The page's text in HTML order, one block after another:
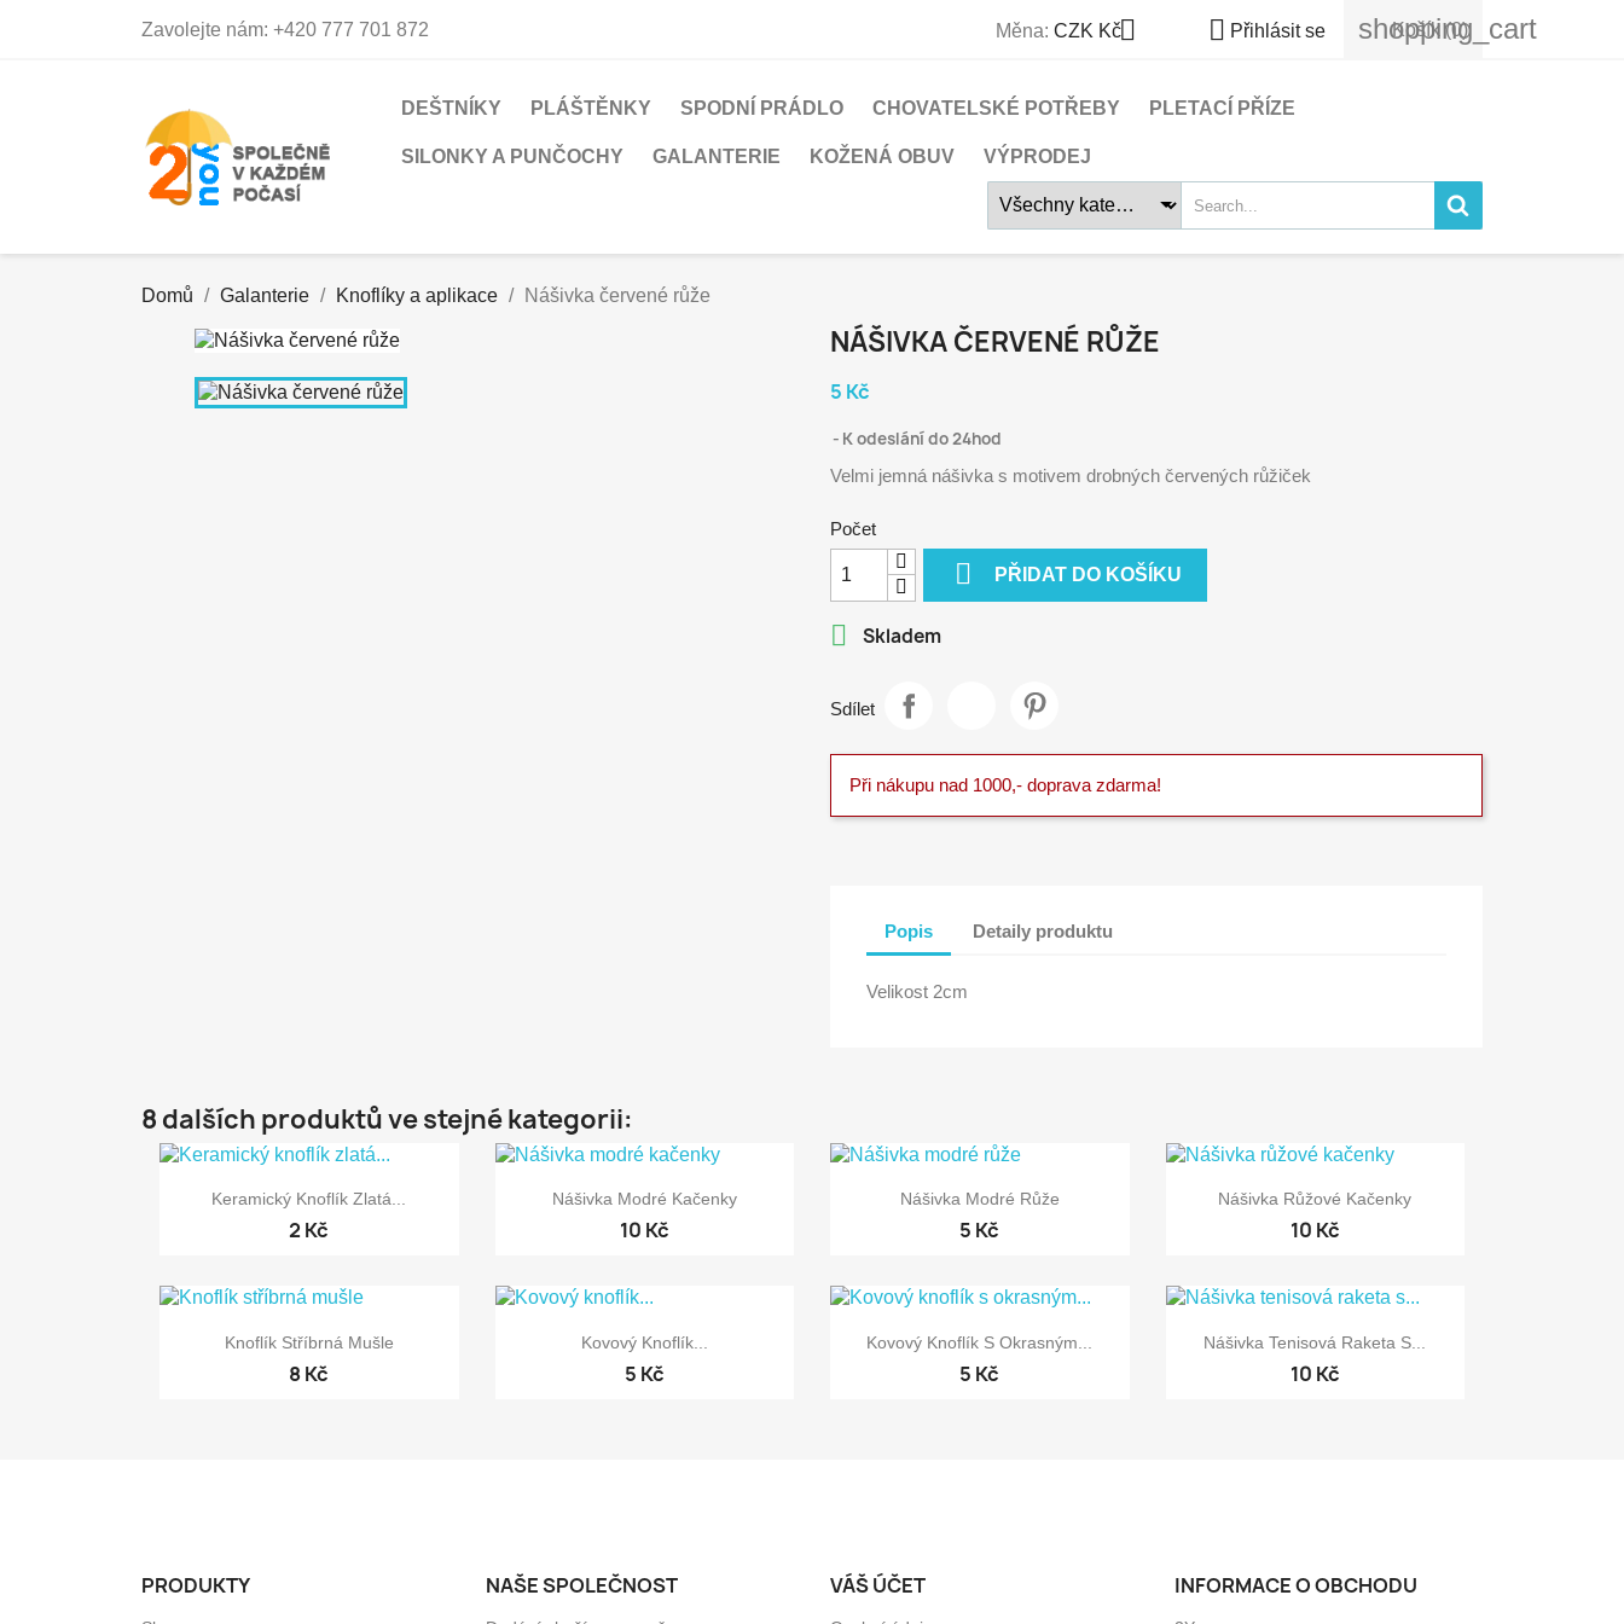
Zavolejte nám: +420 777 701 872 Měna: CZK Kč  Přihlásit se shopping_cart
Košík (0)
DEŠTNÍKY PLÁŠTĚNKY SPODNÍ PRÁDLO CHOVATELSKÉ POTŘEBY PLETACÍ PŘÍZE
SILONKY A PUNČOCHY GALANTERIE KOŽENÁ OBUV VÝPRODEJ
Domů Galanterie Knoflíky a aplikace Nášivka červené růže
NÁŠIVKA ČERVENÉ RŮŽE
5 Kč
K odeslání do 24hod
Velmi jemná nášivka s motivem drobných červených růžiček
Počet
 PŘIDAT DO KOŠÍKU
 Skladem
Sdílet
Při nákupu nad 1000,- doprava zdarma!
Popis Detaily produktu
Velikost 2cm
8 dalších produktů ve stejné kategorii:
 Rychlý náhled
Keramický Knoflík Zlatá...
2 Kč
 Rychlý náhled
Nášivka Modré Kačenky
10 Kč
 Rychlý náhled
Nášivka Modré Růže
5 Kč
 Rychlý náhled
Nášivka Růžové Kačenky
10 Kč
 Rychlý náhled
Knoflík Stříbrná Mušle
8 Kč
 Rychlý náhled
Kovový Knoflík...
5 Kč
 Rychlý náhled
Kovový Knoflík S Okrasným...
5 Kč
 Rychlý náhled
Nášivka Tenisová Raketa S...
10 Kč
PRODUKTY NAŠE SPOLEČNOST VÁŠ ÚČET INFORMACE O OBCHODU